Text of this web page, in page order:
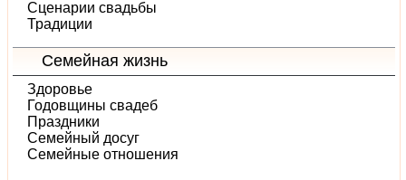
Сценарии свадьбы
Традиции
Семейная жизнь
Здоровье
Годовщины свадеб
Праздники
Семейный досуг
Семейные отношения